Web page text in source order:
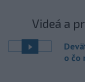
Videá a
o čo